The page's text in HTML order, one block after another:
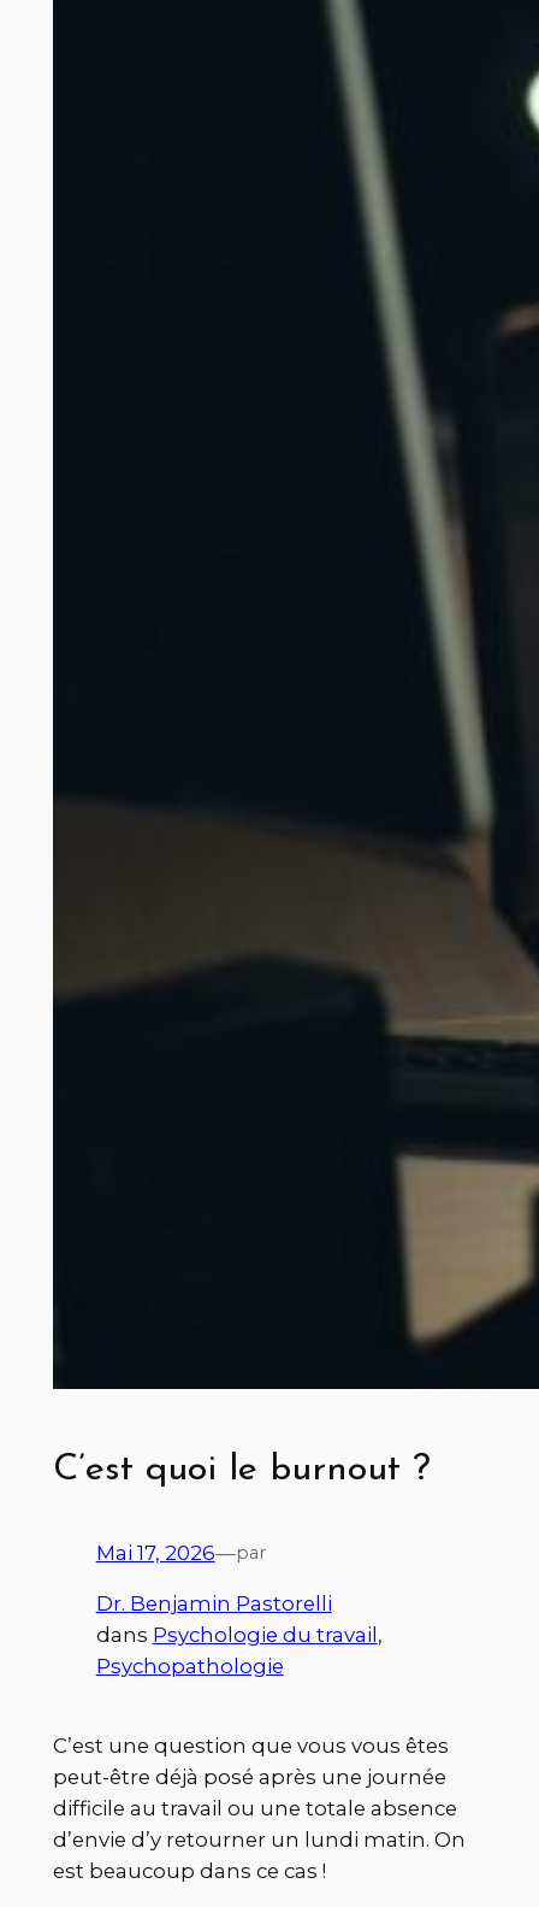
C’est quoi le burnout ?
Mai 17, 2026—par
Dr. Benjamin Pastorelli
dans Psychologie du travail
Psychopathologie
C’est une question que vous vous êtes
peut-être déjà posé après une journée
difficile au travail ou une totale absence
d’envie d’y retourner un lundi matin. On
est beaucoup dans ce cas !